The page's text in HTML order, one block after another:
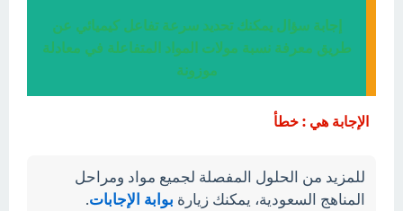
إجابة سؤال يمكنك تحديد سرعة تفاعل كيميائي عن
طريق معرفة نسبة مولات المواد المتفاعلة في معادلة
موزونة
الإجابة هي : خطأ
للمزيد من الحلول المفصلة لجميع مواد ومراحل
المناهج السعودية، يمكنك زيارة بوابة الإجابات.